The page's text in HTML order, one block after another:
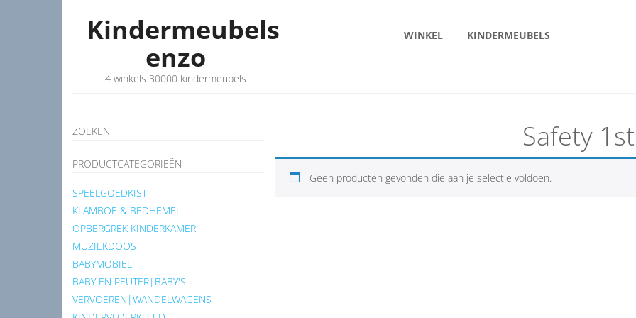
Kindermeubels
enzo
4 winkels 30000 kindermeubels
WINKEL KINDERMEUBELS
ZOEKEN
PRODUCTCATEGORIEËN
SPEELGOEDKIST
KLAMBOE & BEDHEMEL
OPBERGREK KINDERKAMER
MUZIEKDOOS
BABYMOBIEL
BABY EN PEUTER|BABY'S
VERVOEREN|WANDELWAGENS
Safety 1st
Geen producten gevonden die aan je selectie voldoen.